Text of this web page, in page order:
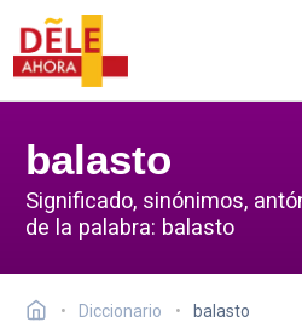
balasto
Significado, sinónimos,
de la palabra: balasto
Diccionario balasto